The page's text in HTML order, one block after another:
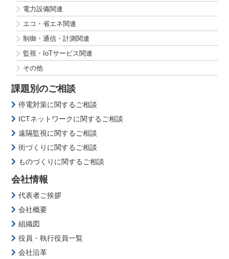
電力設備関連
エコ・省エネ関連
制御・通信・計測関連
監視・IoTサービス関連
その他
課題別のご相談
停電対策に関するご相談
ICTネットワークに関するご相談
遠隔監視に関するご相談
街づくりに関するご相談
ものづくりに関するご相談
会社情報
代表者ご挨拶
会社概要
組織図
役員・執行役員一覧
会社沿革